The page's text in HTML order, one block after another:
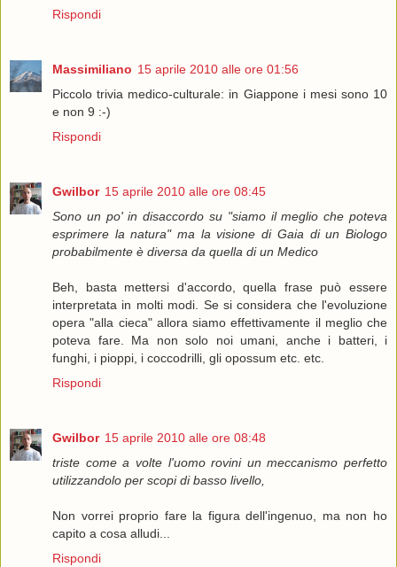
Rispondi
Massimiliano 15 aprile 2010 alle ore 01:56
Piccolo trivia medico-culturale: in Giappone i mesi sono 10
e non 9 :-)
Rispondi
Gwilbor 15 aprile 2010 alle ore 08:45
Sono un po' in disaccordo su "siamo il meglio che poteva
esprimere la natura" ma la visione di Gaia di un Biologo
probabilmente è diversa da quella di un Medico
Beh, basta mettersi d'accordo, quella frase può essere
interpretata in molti modi. Se si considera che l'evoluzione
opera "alla cieca" allora siamo effettivamente il meglio che
poteva fare. Ma non solo noi umani, anche i batteri, i
funghi, i pioppi, i coccodrilli, gli opossum etc. etc.
Rispondi
Gwilbor 15 aprile 2010 alle ore 08:48
triste come a volte l'uomo rovini un meccanismo perfetto
utilizzandolo per scopi di basso livello,
Non vorrei proprio fare la figura dell'ingenuo, ma non ho
capito a cosa alludi...
Rispondi